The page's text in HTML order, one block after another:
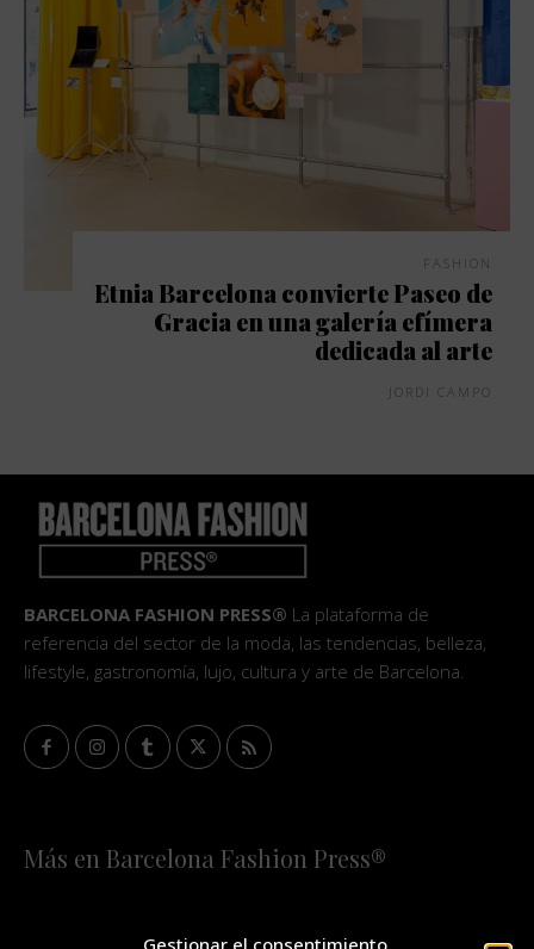
Gestionar el consentimiento
FASHION
Etnia Barcelona convierte Paseo de
Gracia en una galería efímera
dedicada al arte
JORDI CAMPO
BARCELONA FASHION PRESS® La plataforma de
referencia del sector de la moda, las tendencias, belleza,
lifestyle, gastronomía, lujo, cultura y arte de Barcelona.
Más en Barcelona Fashion Press®